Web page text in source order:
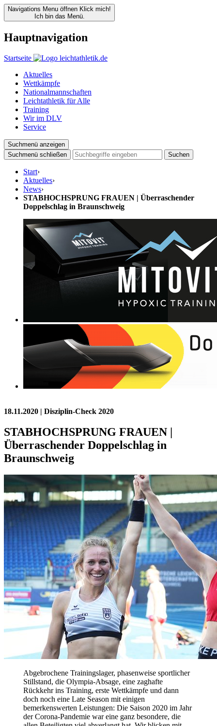
Navigations Menu öffnen Klick mich!
Ich bin das Menü.
Hauptnavigation
Startseite
Aktuelles
Wettkämpfe
Nationalmannschaften
Leichtathletik für Alle
Training
Wir im DLV
Service
Suchmenü anzeigen
Suchmenü schließen
Suchen
Start›
Aktuelles›
News›
STABHOCHSPRUNG FRAUEN | Überraschender
Doppelschlag in Braunschweig
18.11.2020 | Disziplin-Check 2020
STABHOCHSPRUNG FRAUEN |
Überraschender Doppelschlag in
Braunschweig
Abgebrochene Trainingslager, phasenweise sportlicher
Stillstand, die Olympia-Absage, eine zaghafte
Rückkehr ins Training, erste Wettkämpfe und dann
doch noch eine Late Season mit einigen
bemerkenswerten Leistungen: Die Saison 2020 im Jahr
der Corona-Pandemie war eine ganz besondere, die